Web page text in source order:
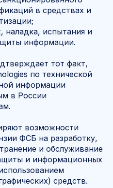
в средствах и
наладка, испытания и
информации.
тот факт,
по технической
информации
в России
возможности
ФСБ на разработку,
и обслуживание
и информационных
средств.